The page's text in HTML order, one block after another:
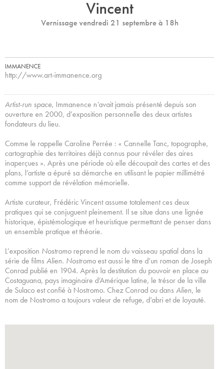
Vincent
Vernissage vendredi 21 septembre à 18h
IMMANENCE
http://www.art-immanence.org
Artist-run space, Immanence n’avait jamais présenté depuis son
ouverture en 2000, d’exposition personnelle des deux artistes
fondateurs du lieu.
Comme le rappelle Caroline Perrée : « Cannelle Tanc, topographe,
cartographie des territoires déjà connus pour révéler des aires
inaperçues ». Après une période où elle découpait des cartes et des
plans, l’artiste a épuré sa démarche en utilisant le papier millimétré
comme support de révélation mémorielle.
Artiste curateur, Frédéric Vincent assume totalement ces deux
pratiques qui se conjuguent pleinement. Il se situe dans une lignée
historique, épistémologique et heuristique permettant de penser dans
un ensemble pratique et théorie.
L’exposition Nostromo reprend le nom du vaisseau spatial dans la
série de films Alien. Nostromoest aussi le titre d’un roman de Joseph
Conrad publié en 1904. Après la destitution du pouvoir en place au
Costaguana, pays imaginaire d’Amérique latine, le trésor de la ville
de Sulaco est confié à Nostromo. Chez Conrad ou dans Alien, le
nom de Nostromo a toujours valeur de refuge, d’abri et de loyauté.